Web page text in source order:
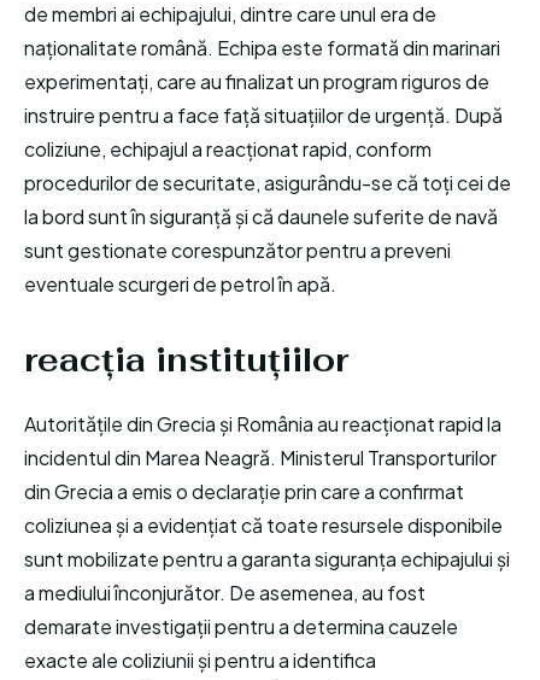
de membri ai echipajului, dintre care unul era de
naționalitate română. Echipa este formată din marinari
experimentați, care au finalizat un program riguros de
instruire pentru a face față situațiilor de urgență. După
coliziune, echipajul a reacționat rapid, conform
procedurilor de securitate, asigurându-se că toți cei de
la bord sunt în siguranță și că daunele suferite de navă
sunt gestionate corespunzător pentru a preveni
eventuale scurgeri de petrol în apă.
reacția instituțiilor
Autoritățile din Grecia și România au reacționat rapid la
incidentul din Marea Neagră. Ministerul Transporturilor
din Grecia a emis o declarație prin care a confirmat
coliziunea și a evidențiat că toate resursele disponibile
sunt mobilizate pentru a garanta siguranța echipajului și
a mediului înconjurător. De asemenea, au fost
demarate investigații pentru a determina cauzele
exacte ale coliziunii și pentru a identifica